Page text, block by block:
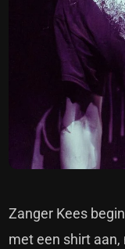
Zanger Kees
met een shirt